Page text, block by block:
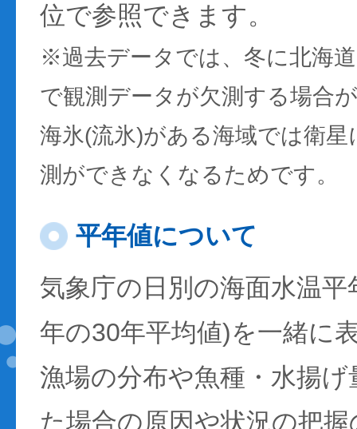
位で参照できます。
※過去データでは、冬に北海
で観測データが欠測する場合
海氷(流氷)がある海域では衛
測ができなくなるためです。
平年値について
気象庁の日別の海面水温
年の30年平均値)を一緒に
漁場の分布や魚種・水揚
た場合の原因や状況の把